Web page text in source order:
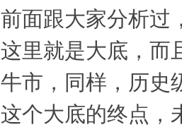
前面跟大家分析过
这里就是大底，而
牛市，同样，历史
这个大底的终点，